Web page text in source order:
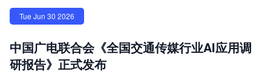
Tue Jun 30 2026
中国广电联合会《全国交通传媒行业AI应用调
研报告》正式发布